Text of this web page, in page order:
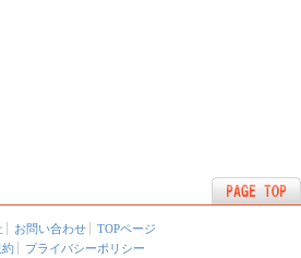
お問い合わせ
TOPページ
プライバシーポリシー